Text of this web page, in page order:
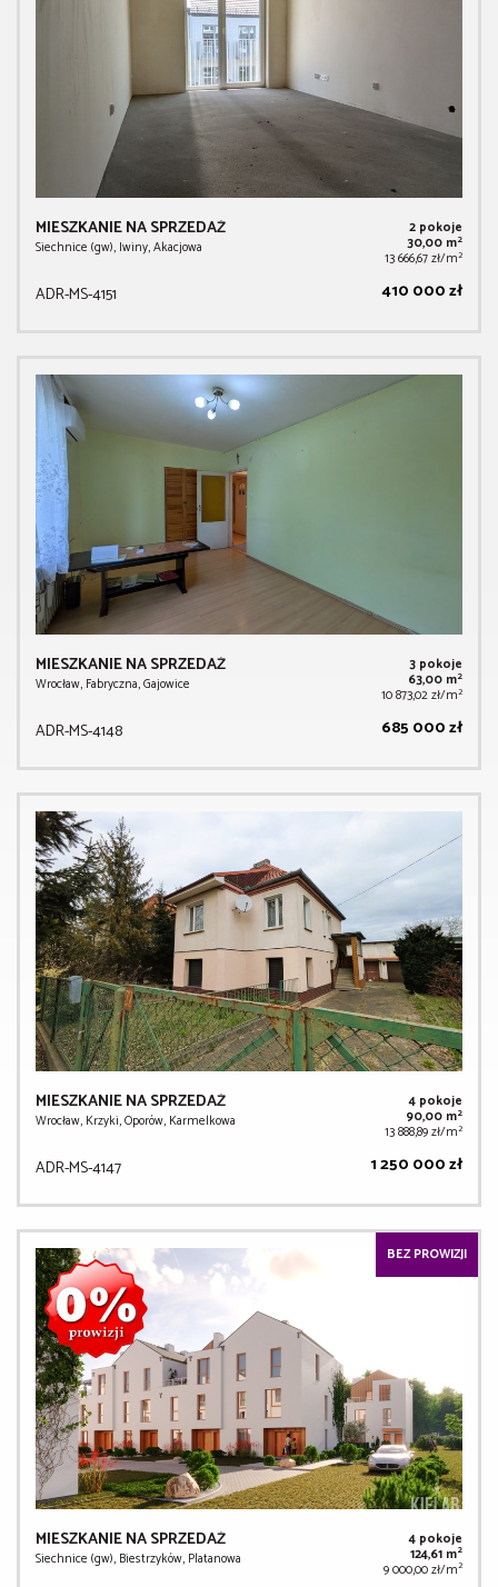
MIESZKANIE NA SPRZEDAŻ
Siechnice (gw), Iwiny, Akacjowa
2 pokoje
30,00 m2
13 666,67 zł/m2
ADR-MS-4151 410 000 zł
MIESZKANIE NA SPRZEDAŻ
Wrocław, Fabryczna, Gajowice
3 pokoje
63,00 m2
10 873,02 zł/m2
ADR-MS-4148 685 000 zł
MIESZKANIE NA SPRZEDAŻ
Wrocław, Krzyki, Oporów, Karmelkowa
4 pokoje
90,00 m2
13 888,89 zł/m2
ADR-MS-4147 1 250 000 zł
BEZ PROWIZJI
MIESZKANIE NA SPRZEDAŻ
Siechnice (gw), Biestrzyków, Platanowa
4 pokoje
124,61 m2
9 000,00 zł/m2